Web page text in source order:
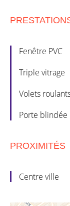
Fenêtre PVC
Triple vitrage
Volets
Porte blindée
PROXIMITÉS
Centre ville